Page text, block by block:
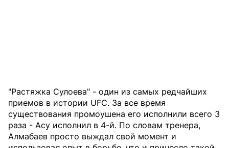
"Растяжка Сулоева" - один из самых редчайших
приемов в истории UFC. За все время
существования промоушена его исполнили всего 3
раза - Асу исполнил в 4-й. По словам тренера,
Алмабаев просто выждал свой момент и